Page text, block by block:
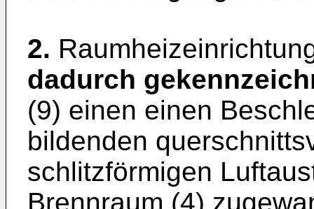
2.
dadurch
(9) einen einen
bildenden
schlitzförmigen
Brennraum (4)